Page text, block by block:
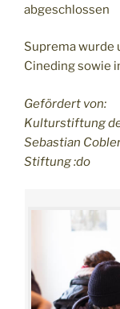
abgeschlossen
Suprema wurde
Cineding sowie
Gefördert von:
Kulturstiftung
Sebastian
Stiftung :do